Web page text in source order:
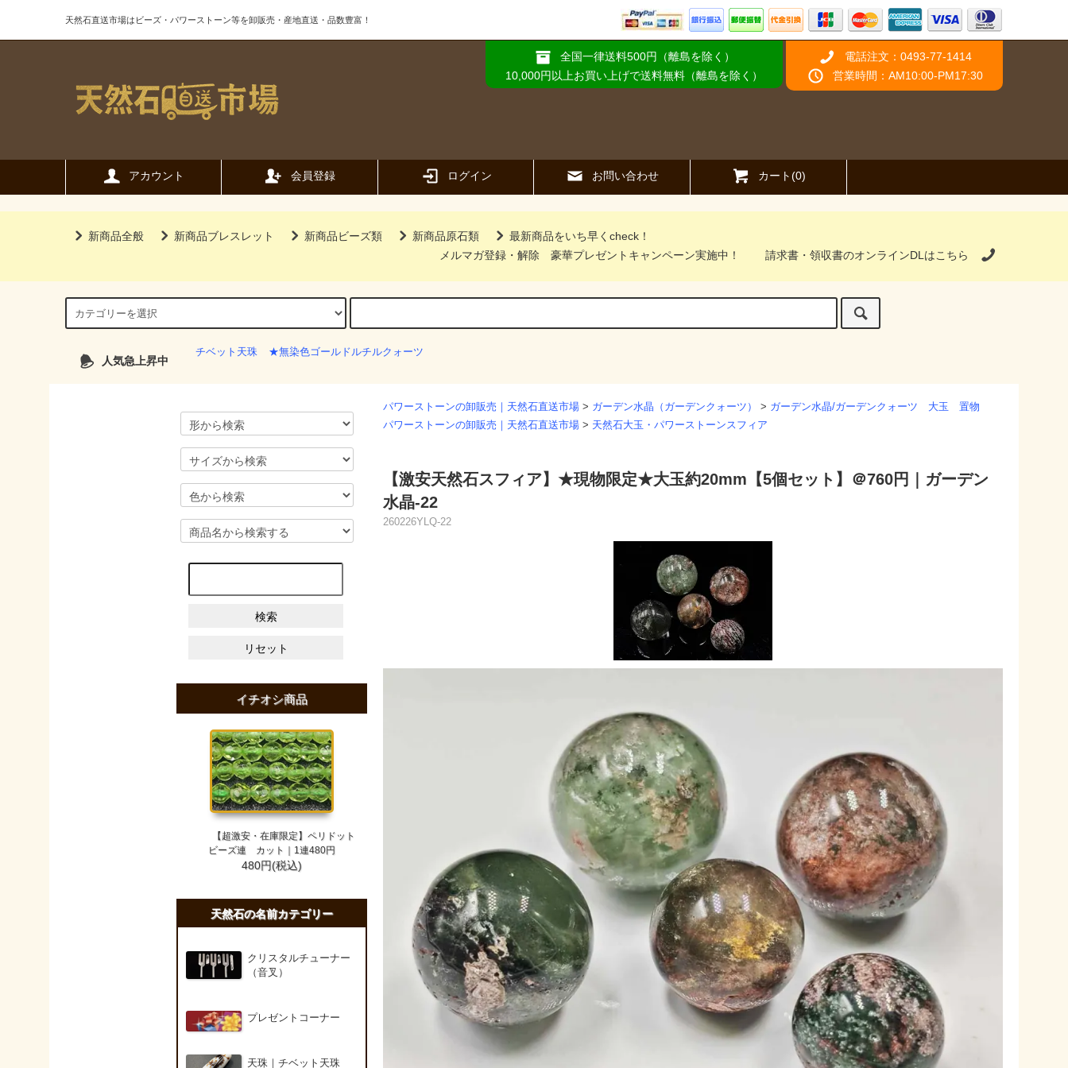
天然石直送市場はビーズ・パワーストーン等を卸販売・産地直送・品数豊富！
全国一律送料500円（離島を除く）
10,000円以上お買い上げで送料無料（離島を除く）
電話注文：0493-77-1414
営業時間：AM10:00-PM17:30
アカウント 会員登録 ログイン お問い合わせ カート(0)
新商品全般 新商品ブレスレット 新商品ビーズ類 新商品原石類
最新商品をいち早くcheck！
メルマガ登録・解除
豪華プレゼントキャンペーン実施中！ 請求書・領収書のオンラインDLはこちら
人気急上昇中
チベット天珠 ★無染色ゴールドルチルクォーツ
パワーストーンの卸販売｜天然石直送市場 > ガーデン水晶（ガーデンクォーツ） > ガーデン水晶/ガーデンクォーツ 大玉 置物
パワーストーンの卸販売｜天然石直送市場 > 天然石大玉・パワーストーンスフィア
【激安天然石スフィア】★現物限定★大玉約20mm【5個セット】＠760円｜ガーデン
水晶-22
260226YLQ-22
イチオシ商品
【超激安・在庫限定】ペリドット
ビーズ連 カット｜1連480円
480円(税込)
天然石の名前カテゴリー
クリスタルチューナー
（音叉）
プレゼントコーナー
天珠｜チベット天珠